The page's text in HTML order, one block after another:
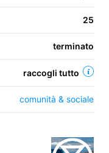
IT
ES
25
terminato
raccogli tutto
comunità & sociale